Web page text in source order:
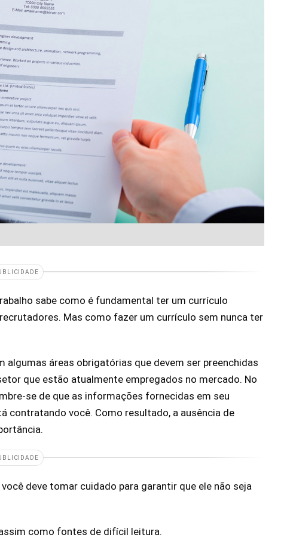
sabe como é fundamental ter um currículo
Mas como fazer um currículo sem nunca ter
algumas áreas obrigatórias que devem ser preenchidas
que estão atualmente empregados no mercado. No
se de que as informações fornecidas em seu
contratando você. Como resultado, a ausência de
deve tomar cuidado para garantir que ele não seja
como fontes de difícil leitura.